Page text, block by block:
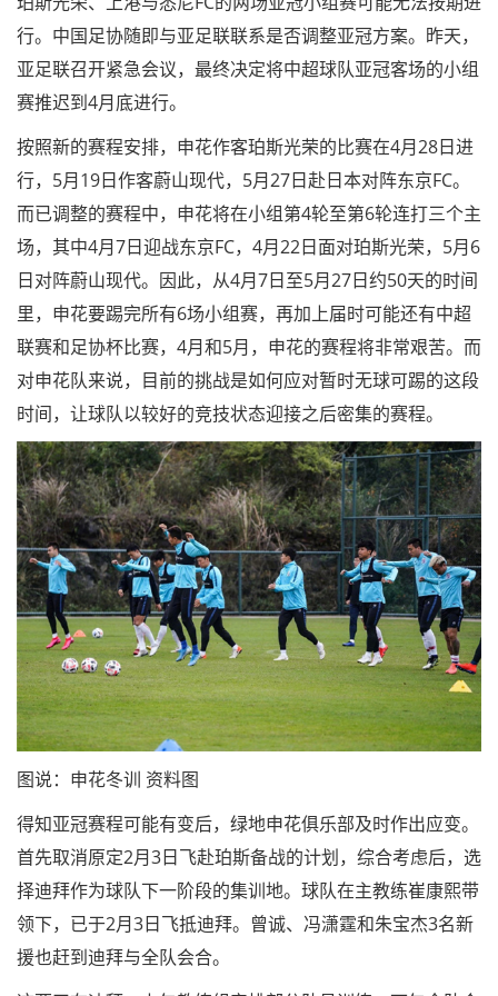
行。中国足协随即与亚足联联系是否调整亚冠方案。昨天，
亚足联召开紧急会议，最终决定将中超球队亚冠客场的小组
赛推迟到4月底进行。
按照新的赛程安排，申花作客珀斯光荣的比赛在4月28日进
行，5月19日作客蔚山现代，5月27日赴日本对阵东京FC。
而已调整的赛程中，申花将在小组第4轮至第6轮连打三个主
场，其中4月7日迎战东京FC，4月22日面对珀斯光荣，5月6
日对阵蔚山现代。因此，从4月7日至5月27日约50天的时间
里，申花要踢完所有6场小组赛，再加上届时可能还有中超
联赛和足协杯比赛，4月和5月，申花的赛程将非常艰苦。而
对申花队来说，目前的挑战是如何应对暂时无球可踢的这段
时间，让球队以较好的竞技状态迎接之后密集的赛程。
图说：申花冬训 资料图
得知亚冠赛程可能有变后，绿地申花俱乐部及时作出应变。
首先取消原定2月3日飞赴珀斯备战的计划，综合考虑后，选
择迪拜作为球队下一阶段的集训地。球队在主教练崔康熙带
领下，已于2月3日飞抵迪拜。曾诚、冯潇霆和朱宝杰3名新
援也赶到迪拜与全队会合。